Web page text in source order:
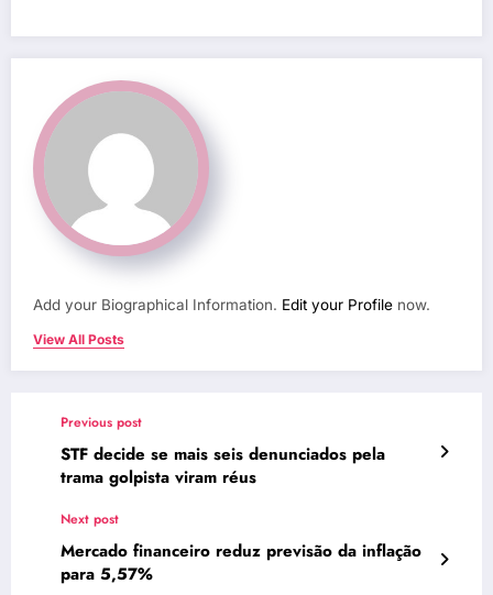
Add your Biographical Information. Edit your Profile now.
View All Posts
Previous post
STF decide se mais seis denunciados pela
trama golpista viram réus
Next post
Mercado financeiro reduz previsão da inflação
para 5,57%